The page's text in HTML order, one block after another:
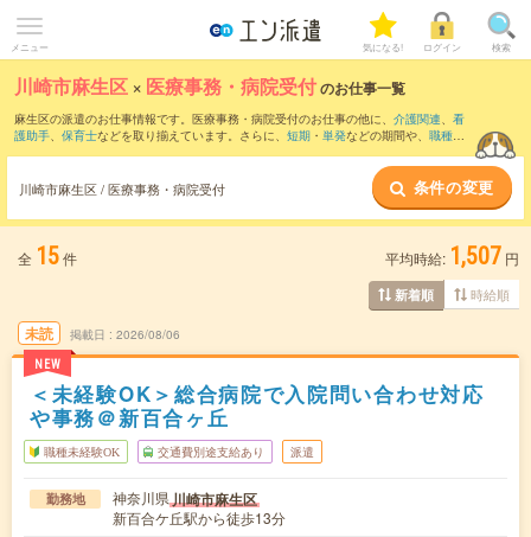
メニュー 気になる! ログイン 検索
川崎市麻生区 × 医療事務・病院受付のお仕事一覧
麻生区の派遣のお仕事情報です。医療事務・病院受付のお仕事の他に、 介護関連、 看
護助手、 保育士などを取り揃えています。さらに、 短期 ・ 単発などの期間や、 職種未
川崎市麻生区 / 医療事務・病院受付 条件の変更
全 15件 平均時給: 1,507 円
新着順 時給順
未読
NEW
掲載日 2026/08/06
＜未経験OK＞総合病院で入院問い合わせ対応
や事務＠新百合ヶ丘
職種未経験OK 交通費別途支給あり 派遣
勤務地 神奈川県川崎市麻生区
新百合ケ丘駅から徒歩13分